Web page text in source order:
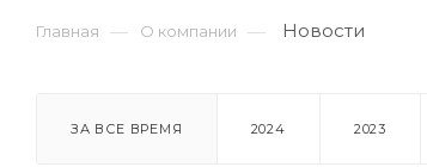
Главная — О компании — Новости
ЗА ВСЕ ВРЕМЯ 2024 2023